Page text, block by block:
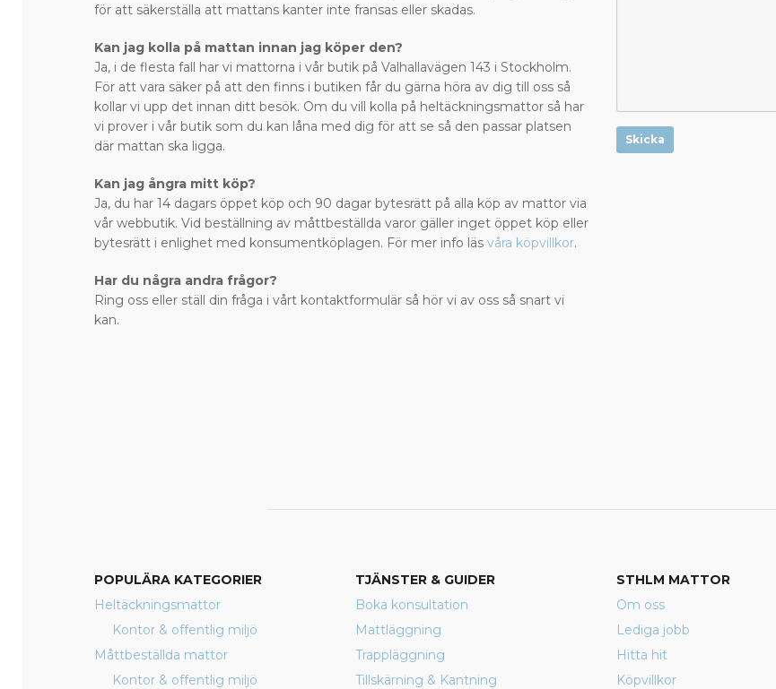
för att säkerställa att mattans kanter inte fransas eller skadas.
Kan jag kolla på mattan innan jag köper den?
Ja, i de flesta fall har vi mattorna i vår butik på Valhallavägen 143 i Stockholm.
För att vara säker på att den finns i butiken får du gärna höra av dig till oss så
kollar vi upp det innan ditt besök. Om du vill kolla på heltäckningsmattor så har
vi prover i vår butik som du kan låna med dig för att se så den passar platsen
där mattan ska ligga.
Kan jag ångra mitt köp?
Ja, du har 14 dagars öppet köp och 90 dagar bytesrätt på alla köp av mattor via
vår webbutik. Vid beställning av måttbeställda varor gäller inget öppet köp eller
bytesrätt i enlighet med konsumentköplagen. För mer info läs våra köpvillkor.
Har du några andra frågor?
Ring oss eller ställ din fråga i vårt kontaktformulär så hör vi av oss så snart vi
kan.
Skicka
POPULÄRA KATEGORIER
Heltäckningsmattor
Kontor & offentlig miljö
Måttbeställda mattor
Kontor & offentlig miljö
TJÄNSTER & GUIDER
Boka konsultation
Mattläggning
Trappläggning
Tillskärning & Kantning
STHLM MATTOR
Om oss
Lediga jobb
Hitta hit
Köpvillkor